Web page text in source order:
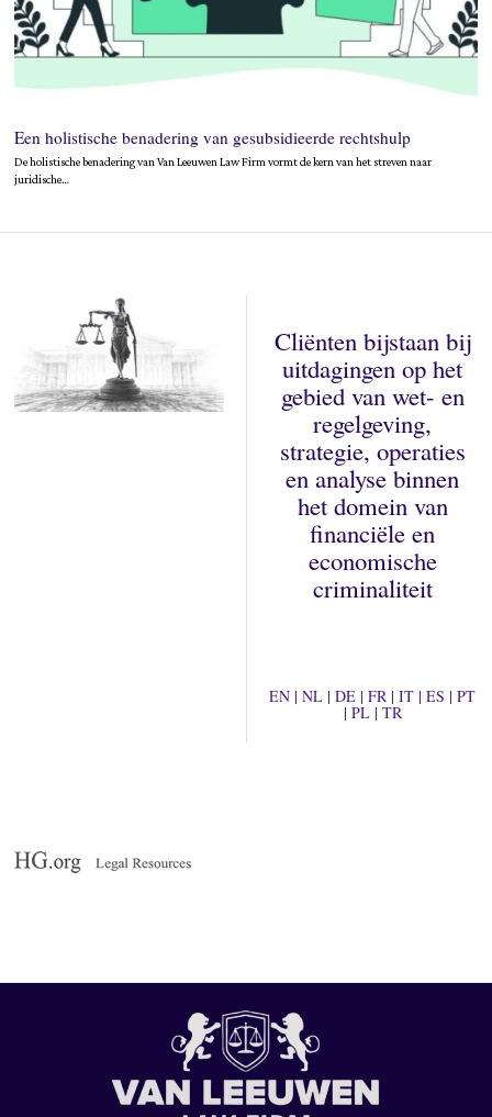
Een holistische benadering van gesubsidieerde rechtshulp
De holistische benadering van Van Leeuwen Law Firm vormt de kern van het streven naar
juridische…
Cliënten bijstaan bij
uitdagingen op het
gebied van wet- en
regelgeving,
strategie, operaties
en analyse binnen
het domein van
financiële en
economische
criminaliteit
EN |NL |DE |FR |IT |ES |PT
| PL| TR